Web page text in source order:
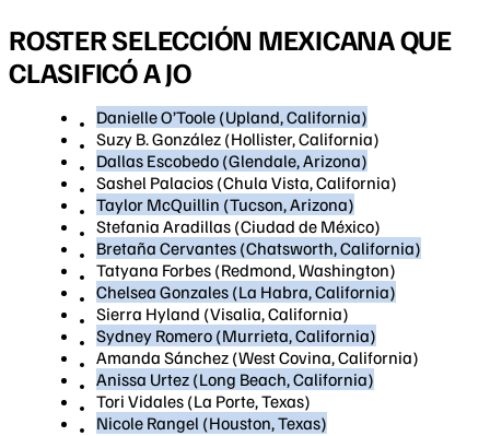
ROSTER SELECCIÓN MEXICANA QUE
CLASIFICÓ A JO
Danielle O’Toole (Upland, California)
Suzy B. González (Hollister, California)
Dallas Escobedo (Glendale, Arizona)
Sashel Palacios (Chula Vista, California)
Taylor McQuillin (Tucson, Arizona)
Stefania Aradillas (Ciudad de México)
Bretaña Cervantes (Chatsworth, California)
Tatyana Forbes (Redmond, Washington)
Chelsea Gonzales (La Habra, California)
Sierra Hyland (Visalia, California)
Sydney Romero (Murrieta, California)
Amanda Sánchez (West Covina, California)
Anissa Urtez (Long Beach, California)
Tori Vidales (La Porte, Texas)
Nicole Rangel (Houston, Texas)